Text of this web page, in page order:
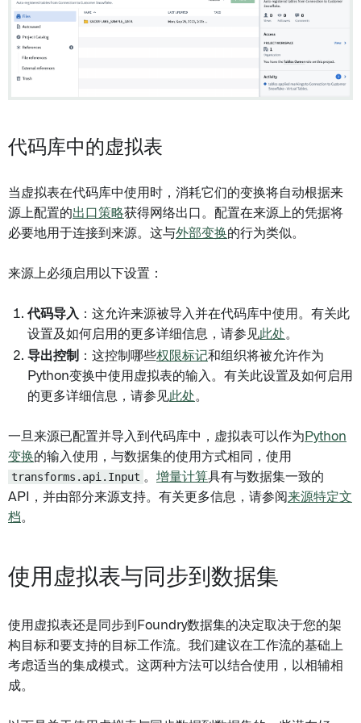
代码库中的虚拟表
当虚拟表在代码库中使用时，消耗它们的变换将自动根据来
源上配置的出口策略获得网络出口。配置在来源上的凭据将
必要地用于连接到来源。这与外部变换的行为类似。
来源上必须启用以下设置：
代码导入 ：这允许来源被导入并在代码库中使用。有关此
设置及如何启用的更多详细信息，请参见此处。
导出控制
：这控制哪些权限标记和组织将被允许作为
Python变换中使用虚拟表的输入。有关此设置及如何启用
的更多详细信息，请参见此处。
一旦来源已配置并导入到代码库中，虚拟表可以作为 Python
变换的输入使用，与数据集的使用方式相同，使用
transforms.api.Input 。 增量计算具有与数据集一致的
API，并由部分来源支持。有关更多信息，请参阅来源特定文
档。
使用虚拟表与同步到数据集
使用虚拟表还是同步到Foundry数据集的决定取决于您的架
构目标和要支持的目标工作流。我们建议在工作流的基础上
考虑适当的集成模式。这两种方法可以结合使用，以相辅相
成。